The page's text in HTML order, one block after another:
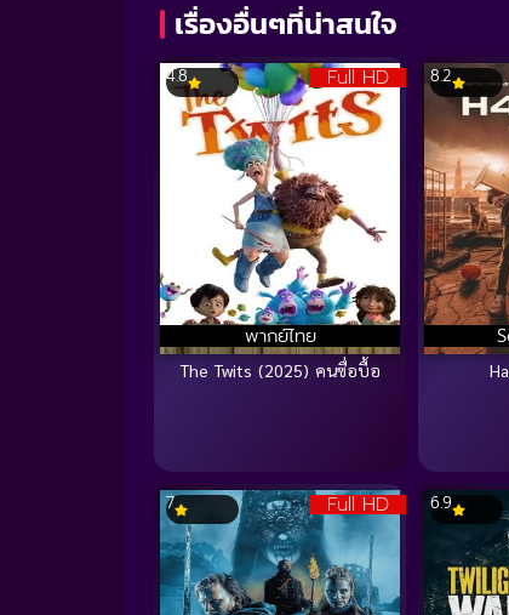
เรื่องอื่นๆที่น่าสนใจ
Full HD
พากย์ไทย
4.8
The Twits (2025) คนซื่อบื้อ
8.2
Full HD
7 6.9